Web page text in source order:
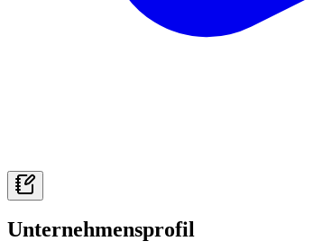
Unternehmensprofil